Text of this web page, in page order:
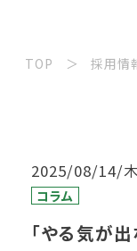
TOP 採用情
2025/08/14/木
コラム
「やる気が